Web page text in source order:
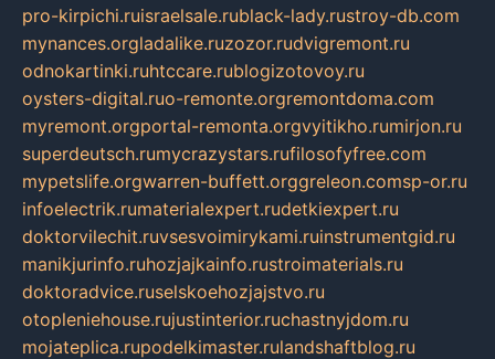
pro-kirpichi.ruisraelsale.rublack-lady.rustroy-db.com
mynances.orgladalike.ruzozor.rudvigremont.ru
odnokartinki.ruhtccare.rublogizotovoy.ru
oysters-digital.ruo-remonte.orgremontdoma.com
myremont.orgportal-remonta.orgvyitikho.rumirjon.ru
superdeutsch.rumycrazystars.rufilosofyfree.com
mypetslife.orgwarren-buffett.orggreleon.comsp-or.ru
infoelectrik.rumaterialexpert.rudetkiexpert.ru
doktorvilechit.ruvsesvoimirykami.ruinstrumentgid.ru
manikjurinfo.ruhozjajkainfo.rustroimaterials.ru
doktoradvice.ruselskoehozjajstvo.ru
otopleniehouse.rujustinterior.ruchastnyjdom.ru
mojateplica.rupodelkimaster.rulandshaftblog.ru